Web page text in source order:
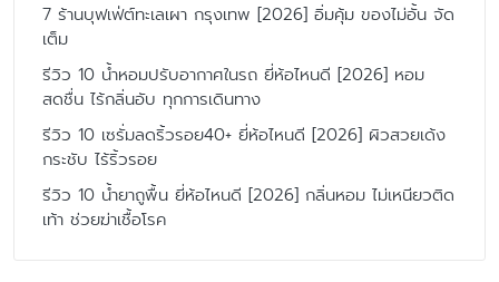
7 ร้านบุฟเฟ่ต์ทะเลเผา กรุงเทพ [2026] อิ่มคุ้ม ของไม่อั้น จัด
เต็ม
รีวิว 10 น้ำหอมปรับอากาศในรถ ยี่ห้อไหนดี [2026] หอม
สดชื่น ไร้กลิ่นอับ ทุกการเดินทาง
รีวิว 10 เซรั่มลดริ้วรอย40+ ยี่ห้อไหนดี [2026] ผิวสวยเด้ง
กระชับ ไร้ริ้วรอย
รีวิว 10 น้ำยาถูพื้น ยี่ห้อไหนดี [2026] กลิ่นหอม ไม่เหนียวติด
เท้า ช่วยฆ่าเชื้อโรค